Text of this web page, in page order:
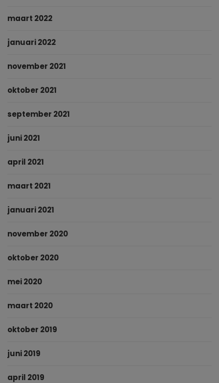
maart 2022
januari 2022
november 2021
oktober 2021
september 2021
juni 2021
april 2021
maart 2021
januari 2021
november 2020
oktober 2020
mei 2020
maart 2020
oktober 2019
juni 2019
april 2019